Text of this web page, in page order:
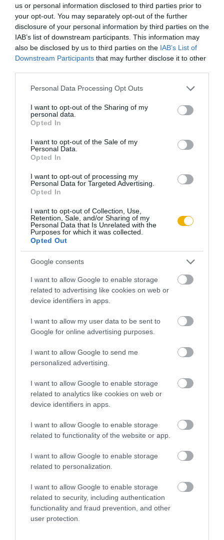
us or personal information disclosed to third parties prior to
your opt-out. You may separately opt-out of the further
disclosure of your personal information by third parties on the
IAB’s list of downstream participants. This information may
also be disclosed by us to third parties on the IAB’s List of
Downstream Participants that may further disclose it to other
Please note that this website/app uses one or more Google
not limited to your visit or usage behaviour. You may click to
grant or deny consent to Google and its third-party tags to
use your data for below specified purposes in below Google
consent section.
Personal Data Processing Opt Outs
I want to opt-out of the Sharing of my
personal data.
Opted In
I want to opt-out of the Sale of my
Personal Data.
Opted In
I want to opt-out of processing my
Personal Data for Targeted Advertising.
Opted In
I want to opt-out of Collection, Use,
Retention, Sale, and/or Sharing of my
Personal Data that Is Unrelated with the
Purposes for which it was collected.
Opted Out
Google consents
I want to allow Google to enable storage
related to advertising like cookies on web or
device identifiers in apps.
I want to allow my user data to be sent to
Google for online advertising purposes.
I want to allow Google to send me
personalized advertising.
I want to allow Google to enable storage
related to analytics like cookies on web or
device identifiers in apps.
I want to allow Google to enable storage
related to functionality of the website or app.
I want to allow Google to enable storage
related to personalization.
I want to allow Google to enable storage
related to security, including authentication
functionality and fraud prevention, and other
user protection.
Hírek felolvasása a Telefonhírmondó stúdiójában
Forrás: Wikimedia Commons
Az első műsorszórás engedély nélkül kezdődött meg, Puskás
csak két héttel később fordult a hivatalokhoz. A kormányzat
úgy ítélte meg, hogy valamilyen formában kontrollálni kell a
hírek beolvasását. A korabeli sajtótörvény csak a nyomtatott
sajtóra vonatkozott, arról nem volt szó, hogy valaki „beszélő
végül az a megoldás született, hogy a beolvasandó híreket
előre le kellett írni, a felelős üzletvezető és a bemondó
azokat köteles volt aláírni, és az aláírt dokumentumokat az
érdekelt minisztériumokhoz naponta, a budapesti
küldeni.
Legszebb ajándék a telefonhírmondó (korabeli plakát)
Forrás: prusi.blog.hu